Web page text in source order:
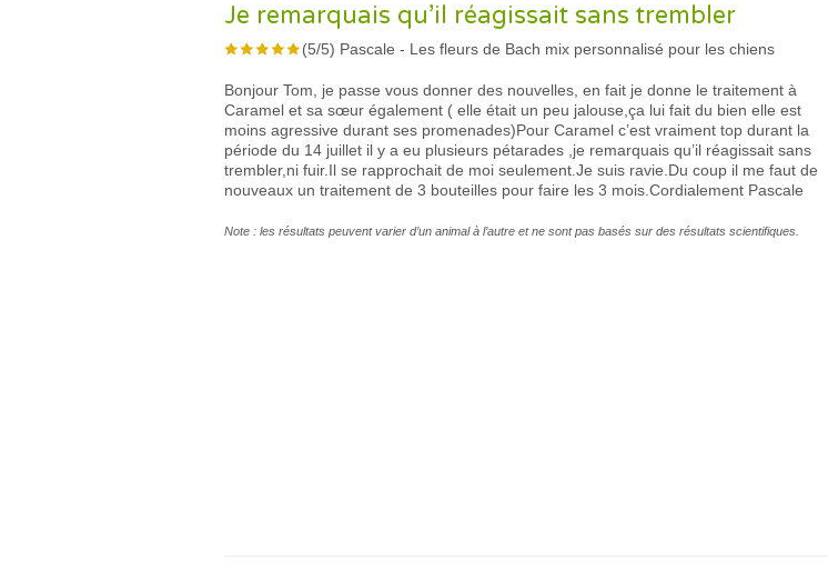
Je remarquais qu’il réagissait sans trembler
(5/5) Pascale - Les fleurs de Bach mix personnalisé pour les chiens
Bonjour Tom, je passe vous donner des nouvelles, en fait je donne le traitement à
Caramel et sa sœur également ( elle était un peu jalouse,ça lui fait du bien elle est
moins agressive durant ses promenades)Pour Caramel c’est vraiment top durant la
période du 14 juillet il y a eu plusieurs pétarades ,je remarquais qu’il réagissait sans
trembler,ni fuir.Il se rapprochait de moi seulement.Je suis ravie.Du coup il me faut de
nouveaux un traitement de 3 bouteilles pour faire les 3 mois.Cordialement Pascale
Note : les résultats peuvent varier d’un animal à l’autre et ne sont pas basés sur des résultats scientifiques.